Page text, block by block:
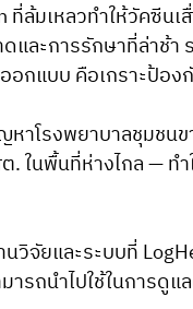
ที่ล้มเหลวทำให้วัคซี
ละการรักษาที่ล่าช้า
กแบบ คือเกราะป้อง
หาโรงพยาบาลชุมชน
. ในพื้นที่ห่างไกล — ท
นวิจัยและระบบที่
รถนำไปใช้ในการดูแ